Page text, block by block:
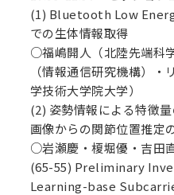
(1) Bluetooth Low
での生体情報取得
○福嶋開人（北陸先端科
（情報通信研究機構）
学技術大学院大学）
(2) 姿勢情報による特徴
画像からの関節位置推定
○岩瀬慶・榎堀優・吉田
(65-55) Preliminary
Learning-base